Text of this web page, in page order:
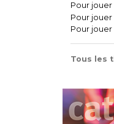
Pour jouer
Pour jouer
Pour jouer
Tous les